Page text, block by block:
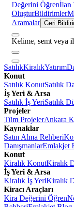
Değerini Öğrenİlan
OluşturBildirimler
Aramalar Geri
Kelime, semt veya
SatılıkKiralıkYatırım
Konut
Satılık KonutSatılık
İş Yeri & Arsa
Satılık İş YeriSatılık
Projeler
Tüm ProjelerAnkara
Kaynaklar
Satın Alma Rehberi
DanışmanlarEmlakjet
Konut
Kiralık KonutKiralık
İş Yeri & Arsa
Kiralık İş YeriKiralık
Kiracı Araçları
Kira Değerini Öğren